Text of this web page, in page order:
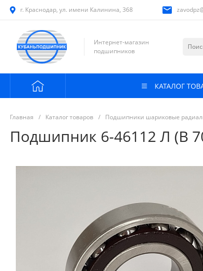
г. Краснодар, ул. имени Калинина, 368
Интернет-магазин
подшипников
КАТАЛОГ
Главная / Каталог товаров / Подшипники шариковые
Подшипник 6-46112 Л (В